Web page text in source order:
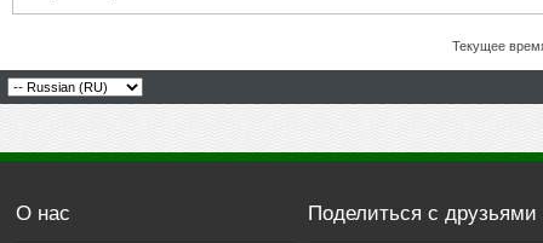
Текущее
О нас Поделиться с друзьями